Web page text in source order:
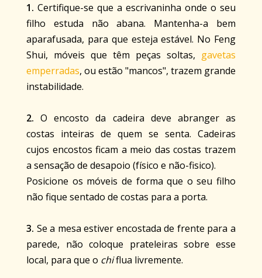
1. Certifique-se que a escrivaninha onde o seu
filho estuda não abana. Mantenha-a bem
aparafusada, para que esteja estável. No Feng
Shui, móveis que têm peças soltas, gavetas
emperradas, ou estão "mancos", trazem grande
instabilidade.
2. O encosto da cadeira deve abranger as
costas inteiras de quem se senta. Cadeiras
cujos encostos ficam a meio das costas trazem
a sensação de desapoio (físico e não-fisico).
Posicione os móveis de forma que o seu filho
não fique sentado de costas para a porta.
3. Se a mesa estiver encostada de frente para a
parede, não coloque prateleiras sobre esse
local, para que o chiflua livremente.